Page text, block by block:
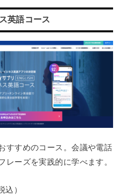
英語コース
すすめのコース。会議や電話
レーズを実践的に学べます。
込）